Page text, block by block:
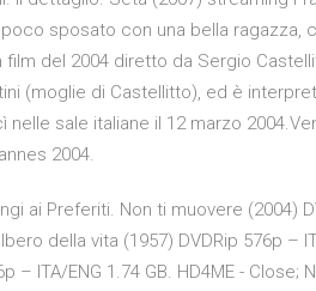
sposato con una bella ragazza,
del 2004 diretto da Sergio
(moglie di Castellitto), ed è
nelle sale italiane il 12 marzo
2004.
ai Preferiti. Non ti muovere (2004)
della vita (1957) DVDRip 576p –
– ITA/ENG 1.74 GB. HD4ME -